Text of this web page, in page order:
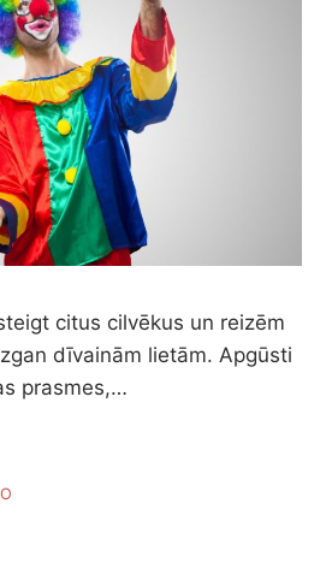
citus cilvēkus un reizēm
dīvainām lietām. Apgūsti
prasmes,…